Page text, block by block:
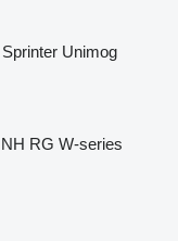
Sprinter Unimog
NH RG W-series